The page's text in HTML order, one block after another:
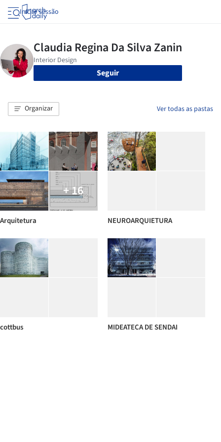
Iniciar sessão
Seguir
Organizar Ver todas as pastas
+ 16
Arquitetura NEUROARQUIETURA
cottbus MIDEATECA DE SENDAI